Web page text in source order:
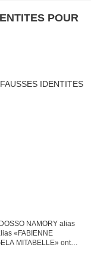
POUR
NAMORY alias
«FABIENNE
MITABELLE» ont